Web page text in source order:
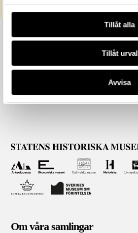
Tillåt alla
Tillåt urval
Avvisa
Om våra samlingar